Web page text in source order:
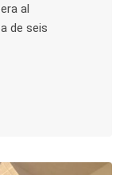
al
de seis